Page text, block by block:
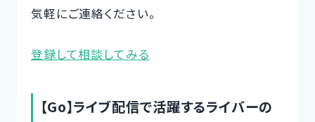
気軽にご連絡ください。
登録して相談してみる
【Go】ライブ配信で活躍するライバーの